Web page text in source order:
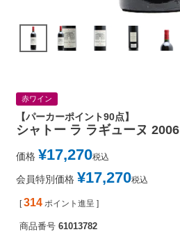
赤ワイン
【パーカーポイント90点】
シャトー ラ ラギューヌ 2006
価格 ¥17,270税込
会員特別価格 ¥17,270税込
[ 314 ポイント進呈 ]
商品番号 61013782